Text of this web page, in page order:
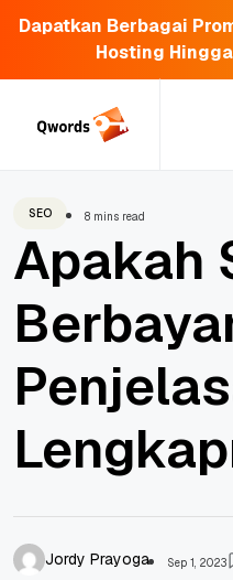
Dapatkan Berbagai
Hosting
SEO 8 mins read
Apakah
Jordy Prayoga Sep 1, 2023